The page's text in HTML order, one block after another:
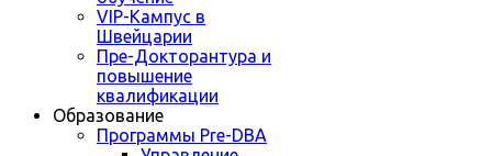
VIP-Кампус в
Швейцарии
Пре-Докторантура и
повышение
квалификации
Образование
Программы Pre-DBA